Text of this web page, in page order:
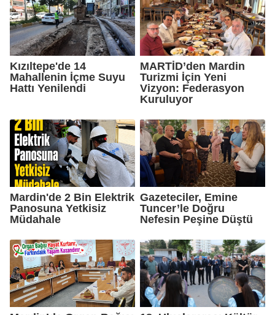
Kızıltepe'de 14
Mahallenin İçme Suyu
Hattı Yenilendi
MARTİD’den Mardin
Turizmi İçin Yeni
Vizyon: Federasyon
Kuruluyor
Mardin'de 2 Bin Elektrik
Panosuna Yetkisiz
Müdahale
Gazeteciler, Emine
Tuncer’le Doğru
Nefesin Peşine Düştü